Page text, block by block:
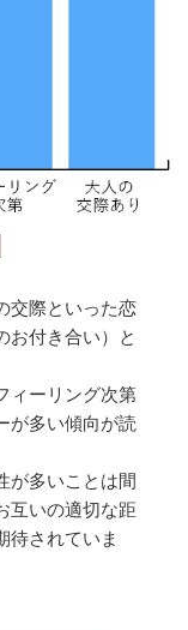
交際といった恋
お付き合い）と
ィーリング次第
が多い傾向が読
が多いことは間
互いの適切な距
待されていま